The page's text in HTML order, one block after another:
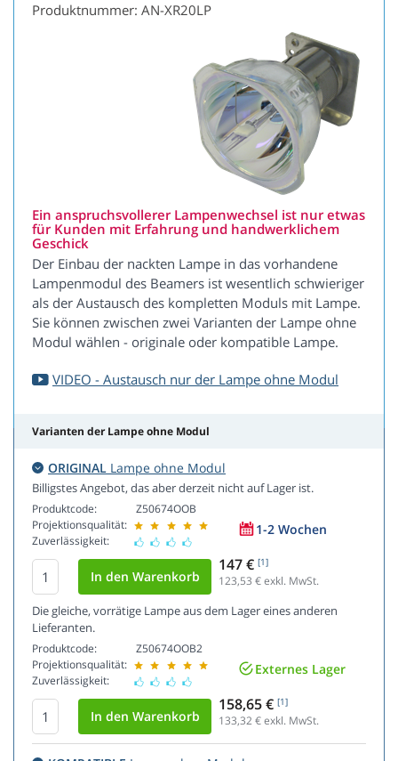
Produktnummer: AN-XR20LP
Ein anspruchsvollerer Lampenwechsel ist nur etwas
für Kunden mit Erfahrung und handwerklichem
Geschick
Der Einbau der nackten Lampe in das vorhandene
Lampenmodul des Beamers ist wesentlich schwieriger
als der Austausch des kompletten Moduls mit Lampe.
Sie können zwischen zwei Varianten der Lampe ohne
Modul wählen - originale oder kompatible Lampe.
VIDEO - Austausch nur der Lampe ohne Modul
Varianten der Lampe ohne Modul
ORIGINAL Lampe ohne Modul
Billigstes Angebot, das aber derzeit nicht auf Lager ist.
Produktcode:
Projektionsqualität:
Zuverlässigkeit:
Z50674OOB
1-2 Wochen
147 € [1]
123,53 € exkl. MwSt.
Die gleiche, vorrätige Lampe aus dem Lager eines anderen
Lieferanten.
Produktcode:
Projektionsqualität:
Zuverlässigkeit:
Z50674OOB2
Externes Lager
158,65 € [1]
133,32€ exkl. MwSt.